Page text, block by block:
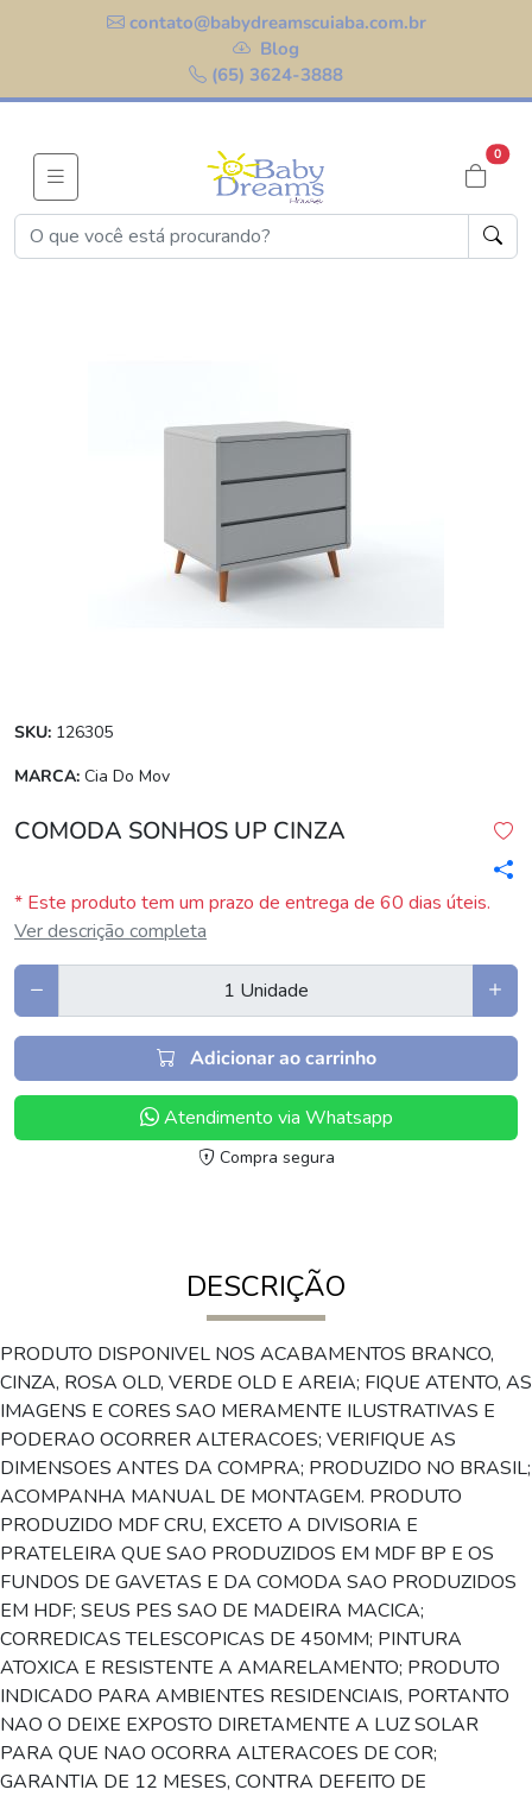
contato@babydreamscuiaba.com.br
Blog
(65) 3624-3888
0
SKU: 126305
MARCA: Cia Do Mov
COMODA SONHOS UP CINZA
* Este produto tem um prazo de entrega de 60 dias úteis.
Ver descrição completa
Adicionar ao carrinho
Atendimento via Whatsapp
Compra segura
DESCRIÇÃO
PRODUTO DISPONIVEL NOS ACABAMENTOS BRANCO,
CINZA, ROSA OLD, VERDE OLD E AREIA; FIQUE ATENTO, AS
IMAGENS E CORES SAO MERAMENTE ILUSTRATIVAS E
PODERAO OCORRER ALTERACOES; VERIFIQUE AS
DIMENSOES ANTES DA COMPRA; PRODUZIDO NO BRASIL;
ACOMPANHA MANUAL DE MONTAGEM. PRODUTO
PRODUZIDO MDF CRU, EXCETO A DIVISORIA E
PRATELEIRA QUE SAO PRODUZIDOS EM MDF BP E OS
FUNDOS DE GAVETAS E DA COMODA SAO PRODUZIDOS
EM HDF; SEUS PES SAO DE MADEIRA MACICA;
CORREDICAS TELESCOPICAS DE 450MM; PINTURA
ATOXICA E RESISTENTE A AMARELAMENTO; PRODUTO
INDICADO PARA AMBIENTES RESIDENCIAIS, PORTANTO
NAO O DEIXE EXPOSTO DIRETAMENTE A LUZ SOLAR
PARA QUE NAO OCORRA ALTERACOES DE COR;
GARANTIA DE 12 MESES, CONTRA DEFEITO DE